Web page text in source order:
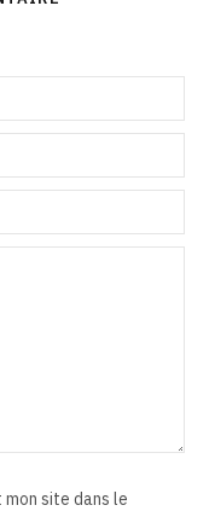
site dans le